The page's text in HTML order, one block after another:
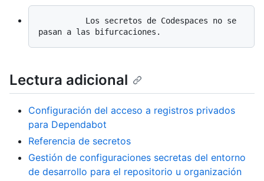
Lectura adicional
Configuración del acceso a registros privados
para Dependabot
Referencia de secretos
Gestión de configuraciones secretas del entorno
de desarrollo para el repositorio u organización